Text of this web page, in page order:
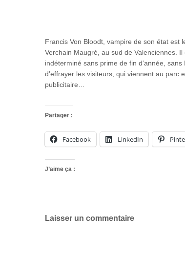
Francis Von Bloodt, vampire de son état est
Verchain Maugré, au sud de Valenciennes.
indéterminé sans prime de fin d’année,
d’effrayer les visiteurs, qui viennent au
publicitaire…
Partager :
Facebook LinkedIn
J’aime ça :
Laisser un commentaire